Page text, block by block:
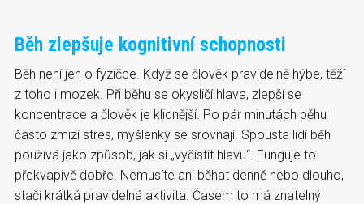
Běh zlepšuje kognitivní schopnosti
Běh není jen o fyzičce. Když se člověk pravidelně hýbe, těží
z toho i mozek. Při běhu se okysličí hlava, zlepší se
koncentrace a člověk je klidnější. Po pár minutách běhu
často zmizí stres, myšlenky se srovnají. Spousta lidí běh
používá jako způsob, jak si „vyčistit hlavu“. Funguje to
překvapivě dobře. Nemusíte ani běhat denně nebo dlouho,
stačí krátká pravidelná aktivita. Časem to má znatelný